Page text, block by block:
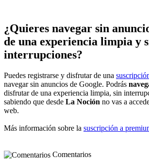
¿Quieres navegar sin
de una experiencia limpia y
interrupciones?
Puedes registrarse y disfrutar de una
navegar sin anuncios de Google. Podrás
disfrutar de una experiencia limpia, sin
sabiendo que desde La Noción no vas a
web.
Más información sobre la suscripción a
Comentarios